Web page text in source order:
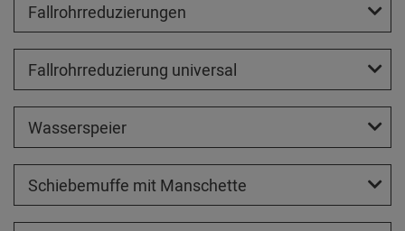
Fallrohrreduzierungen
Fallrohrreduzierung universal
Wasserspeier
Schiebemuffe mit Manschette